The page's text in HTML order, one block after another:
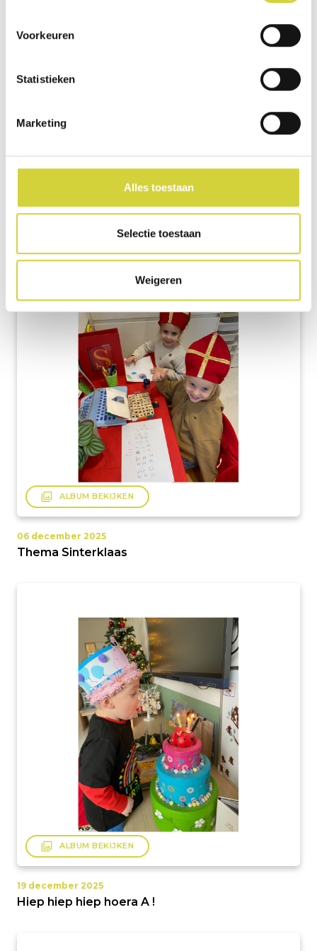
Voorkeuren
Statistieken
Marketing
Alles toestaan
Selectie toestaan
Weigeren
filter ALBUM BEKIJKEN
06 december 2025
Thema Sinterklaas
filter ALBUM BEKIJKEN
19 december 2025
Hiep hiep hiep hoera A !